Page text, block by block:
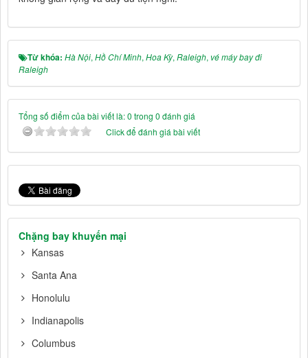
Từ khóa: Hà Nội, Hồ Chí Minh, Hoa Kỳ, Raleigh, vé máy bay đi
Raleigh
Tổng số điểm của bài viết là: 0 trong 0 đánh giá
Click để đánh giá bài viết
Chặng bay khuyến mại
Kansas
Santa Ana
Honolulu
Indianapolis
Columbus